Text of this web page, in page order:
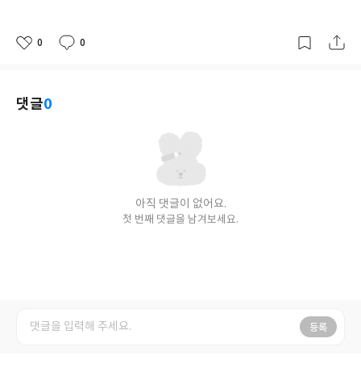
좋
0
댓
0
작
댓글0
아직 댓글이 없어요.
첫 번째 댓글을 남겨보세요.
등록